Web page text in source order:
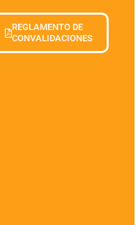
REGLAMENTO DE
CONVALIDACIONES